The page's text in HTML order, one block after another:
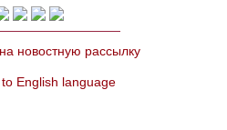
новостную рассылку
English language